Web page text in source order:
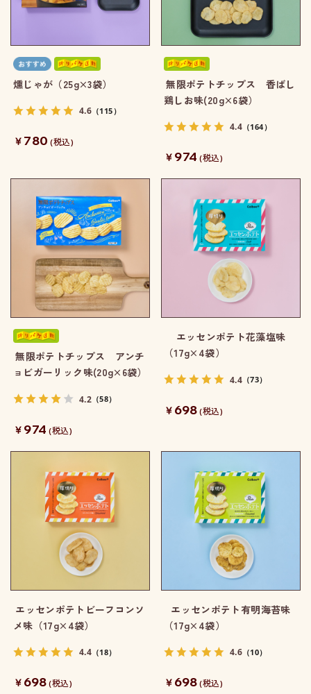
燻じゃが（25g×3袋）
4.6 （115）
￥780 (税込)
無限ポテトチップス 香ばし
鶏しお味(20g×6袋）
4.4 （164）
￥974 (税込)
無限ポテトチップス アンチ
ョビガーリック味(20g×6袋）
4.2 （58）
￥974 (税込)
エッセンポテト花藻塩味
（17g×4袋）
4.4 （73）
￥698 (税込)
エッセンポテトビーフコンソ
メ味（17g×4袋）
4.4 （18）
￥698 (税込)
エッセンポテト有明海苔味
（17g×4袋）
4.6 （10）
￥698 (税込)